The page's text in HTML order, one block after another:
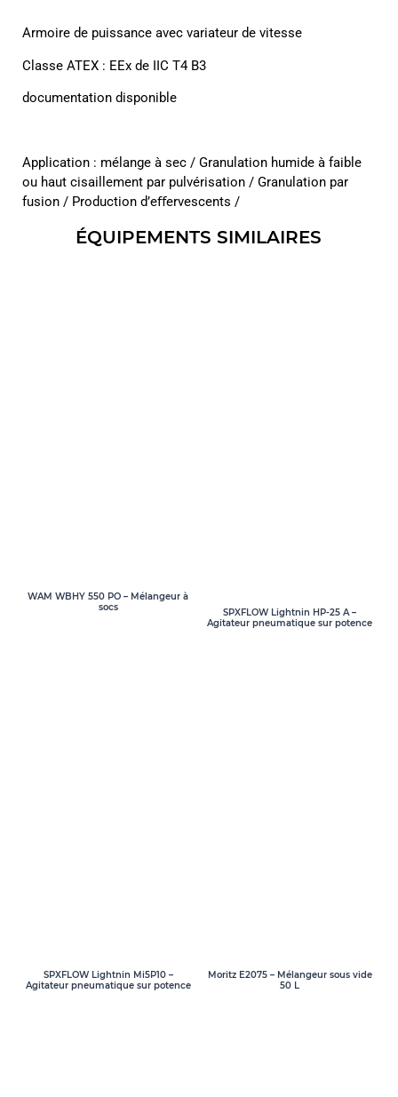
Armoire de puissance avec variateur de vitesse
Classe ATEX : EEx de IIC T4 B3
documentation disponible
Application : mélange à sec / Granulation humide à faible
ou haut cisaillement par pulvérisation / Granulation par
fusion / Production d’eﬀervescents /
ÉQUIPEMENTS SIMILAIRES
WAM WBHY 550 PO – Mélangeur à
socs
SPXFLOW Lightnin HP-25 A –
Agitateur pneumatique sur potence
SPXFLOW Lightnin Mi5P10 –
Agitateur pneumatique sur potence
Moritz E2075 – Mélangeur sous vide
50 L